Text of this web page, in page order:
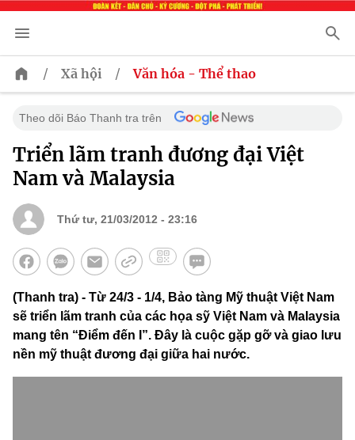
/ Xã hội / Văn hóa - Thể thao
Theo dõi Báo Thanh tra trên
Triển lãm tranh đương đại Việt
Nam và Malaysia
Thứ tư, 21/03/2012 - 23:16
(Thanh tra) - Từ 24/3 - 1/4, Bảo tàng Mỹ thuật Việt Nam
sẽ triển lãm tranh của các họa sỹ Việt Nam và Malaysia
mang tên “Điểm đến I”. Đây là cuộc gặp gỡ và giao lưu
nền mỹ thuật đương đại giữa hai nước.